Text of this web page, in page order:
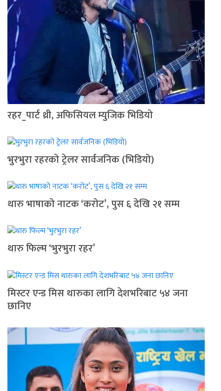
रहर_पार्ट थ्री, अफिसियल म्युजिक भिडियो
भुरभुरा रहरको ट्रेलर सार्वजनिक (भिडियो)
थारु भाषाको नाटक ‘करोट’, पुस ६ देखि २१ सम्म
थारु फिल्म ‘भुरभुरा रहर’
मिस्टर एन्ड मिस थारुका लागि देशभरिबाट ५४ जना
छानिए